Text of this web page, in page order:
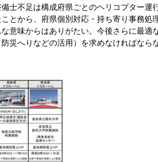
士不足は構成府県ごとのヘリコプター運
とから、府県個別対応・持ち寄り事務処
意味からはありがたい。今後さらに最適
災へりなどの活用）を求めなければなら